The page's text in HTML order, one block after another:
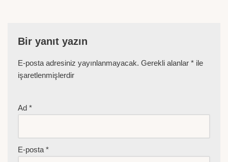
Bir yanıt yazın
E-posta adresiniz yayınlanmayacak. Gerekli alanlar * ile
işaretlenmişlerdir
Ad *
E-posta *